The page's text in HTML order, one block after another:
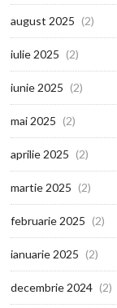
august 2025 (2)
iulie 2025 (2)
iunie 2025 (2)
mai 2025 (2)
aprilie 2025 (2)
martie 2025 (2)
februarie 2025 (2)
ianuarie 2025 (2)
decembrie 2024 (2)